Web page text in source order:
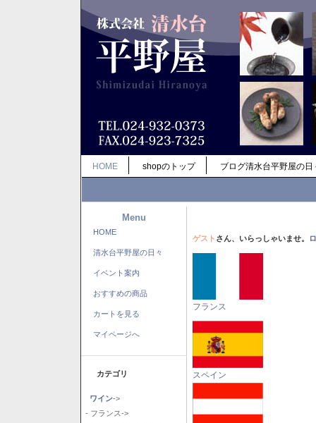
HOME shopのトップ ブログ清水台平野屋の日
Menu
HOME
清水台平野屋の日々
イベント案内
おすすめの商品
カートを見る
マイページへ
カテゴリ
ワイン->
- フランス->
ゲスト さん、いらっしゃいませ。
フランス
スペイン